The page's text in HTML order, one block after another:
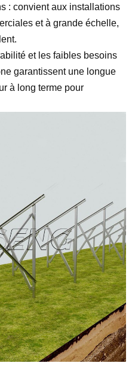
: convient aux installations
et à grande échelle,
et les faibles besoins
garantissent une longue
à long terme pour